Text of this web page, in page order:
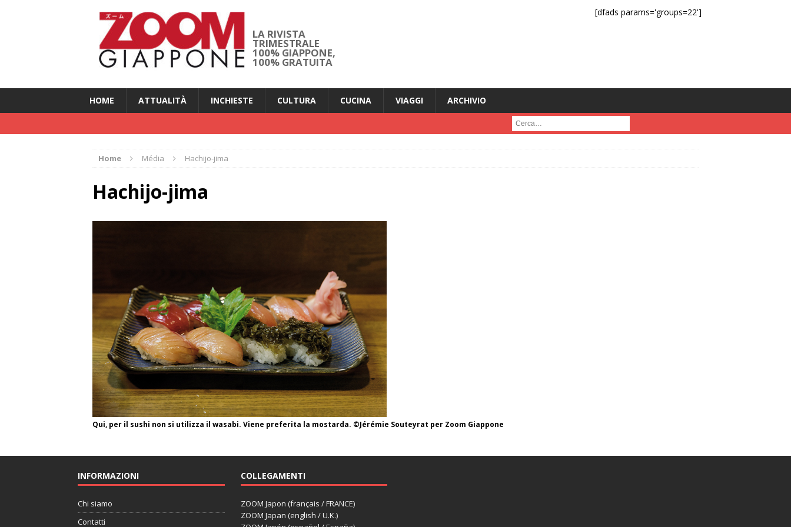
LA RIVISTA
TRIMESTRALE
100% GIAPPONE,
100% GRATUITA
[dfads params='groups=22']
HOME ATTUALITÀ INCHIESTE CULTURA CUCINA VIAGGI
ARCHIVIO
Cerca :
Home Média Hachijo-jima
Hachijo-jima
Qui, per il sushi non si utilizza il wasabi. Viene preferita la mostarda. ©Jérémie Souteyrat per Zoom Giappone
INFORMAZIONI
Chi siamo
Contatti
COLLEGAMENTI
ZOOM Japon (français / FRANCE)
ZOOM Japan (english / U.K.)